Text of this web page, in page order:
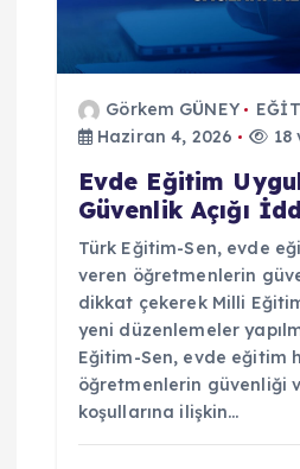
m
e
Görkem GÜNEY
Haziran 4, 2026
18
Evde Eğitim
Güvenlik Açığı
Türk Eğitim-Sen, evde
veren öğretmenlerin
dikkat çekerek Milli
yeni düzenlemeler
Eğitim-Sen, evde eğitim
öğretmenlerin güvenliği
koşullarına ilişkin…